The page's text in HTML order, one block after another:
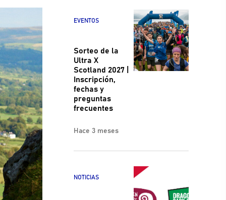
EVENTOS
Sorteo de la
Ultra X
Scotland 2027 |
Inscripción,
fechas y
preguntas
frecuentes
Hace 3 meses
NOTICIAS